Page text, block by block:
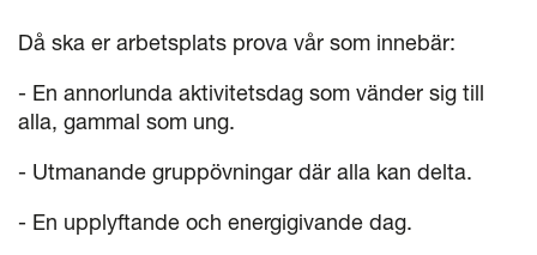
Då ska er arbetsplats prova vår som innebär:
- En annorlunda aktivitetsdag som vänder sig till
alla, gammal som ung.
- Utmanande gruppövningar där alla kan delta.
- En upplyftande och energigivande dag.